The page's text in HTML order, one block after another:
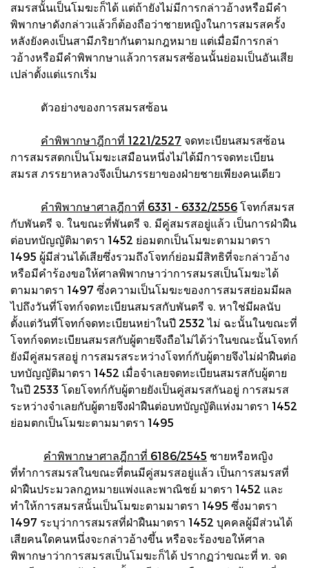
สมรสนั้นเป็นโมฆะก็ได้ แต่ถ้ายังไม่มีการกล่าวอ้างหรือมีคำ
พิพากษาดังกล่าวแล้วก็ต้องถือว่าชายหญิงในการสมรสครั้ง
หลังยังคงเป็นสามีภริยากันตามกฎหมาย แต่เมื่อมีการกล่า
วอ้างหรือมีคำพิพากษาแล้วการสมรสซ้อนนั้นย่อมเป็นอันเสีย
เปล่าตั้งแต่แรกเริ่ม
ตัวอย่างของการสมรสซ้อน
คำพิพากษาฎีกาที่ 1221/2527 จดทะเบียนสมรสซ้อน
การสมรสตกเป็นโมฆะเสมือนหนึ่งไม่ได้มีการจดทะเบียน
สมรส ภรรยาหลวงจึงเป็นภรรยาของฝ่ายชายเพียงคนเดียว
คำพิพากษาศาลฎีกาที่ 6331 - 6332/2556 โจทก์สมรส
กับพันตรี จ. ในขณะที่พันตรี จ. มีคู่สมรสอยู่แล้ว เป็นการฝ่าฝืน
ต่อบทบัญญัติมาตรา 1452 ย่อมตกเป็นโมฆะตามมาตรา
1495 ผู้มีส่วนได้เสียซึ่งรวมถึงโจทก์ย่อมมีสิทธิที่จะกล่าวอ้าง
หรือมีคำร้องขอให้ศาลพิพากษาว่าการสมรสเป็นโมฆะได้
ตามมาตรา 1497 ซึ่งความเป็นโมฆะของการสมรสย่อมมีผล
ไปถึงวันที่โจทก์จดทะเบียนสมรสกับพันตรี จ. หาใช่มีผลนับ
ตั้งแต่วันที่โจทก์จดทะเบียนหย่าในปี 2532 ไม่ ฉะนั้นในขณะที่
โจทก์จดทะเบียนสมรสกับผู้ตายจึงถือไม่ได้ว่าในขณะนั้นโจทก์
ยังมีคู่สมรสอยู่ การสมรสระหว่างโจทก์กับผู้ตายจึงไม่ฝ่าฝืนต่อ
บทบัญญัติมาตรา 1452 เมื่อจำเลยจดทะเบียนสมรสกับผู้ตาย
ในปี 2533 โดยโจทก์กับผู้ตายยังเป็นคู่สมรสกันอยู่ การสมรส
ระหว่างจำเลยกับผู้ตายจึงฝ่าฝืนต่อบทบัญญัติแห่งมาตรา 1452
ย่อมตกเป็นโมฆะตามมาตรา 1495
คำพิพากษาศาลฎีกาที่ 6186/2545 ชายหรือหญิง
ที่ทำการสมรสในขณะที่ตนมีคู่สมรสอยู่แล้ว เป็นการสมรสที่
ฝ่าฝืนประมวลกฎหมายแพ่งและพาณิชย์ มาตรา 1452 และ
ทำให้การสมรสนั้นเป็นโมฆะตามมาตรา 1495 ซึ่งมาตรา
1497 ระบุว่าการสมรสที่ฝ่าฝืนมาตรา 1452 บุคคลผู้มีส่วนได้
เสียคนใดคนหนึ่งจะกล่าวอ้างขึ้น หรือจะร้องขอให้ศาล
พิพากษาว่าการสมรสเป็นโมฆะก็ได้ ปรากฏว่าขณะที่ ท. จด